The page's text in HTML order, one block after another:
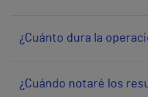
¿Cuánto dura la
¿Cuándo notaré los